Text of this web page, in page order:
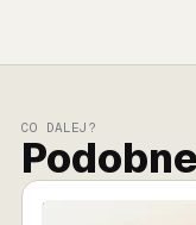
CO DALEJ?
SPRZEDAŻ AI